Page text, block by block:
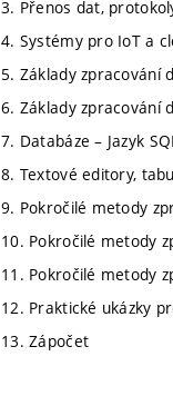
3. Přenos dat,
4. Systémy pro IoT a
5. Základy zpracování
6. Základy zpracování
7. Databáze – Jazyk
8. Textové editory,
9. Pokročilé metody
10. Pokročilé metody
11. Pokročilé metody
12. Praktické ukázky
13. Zápočet